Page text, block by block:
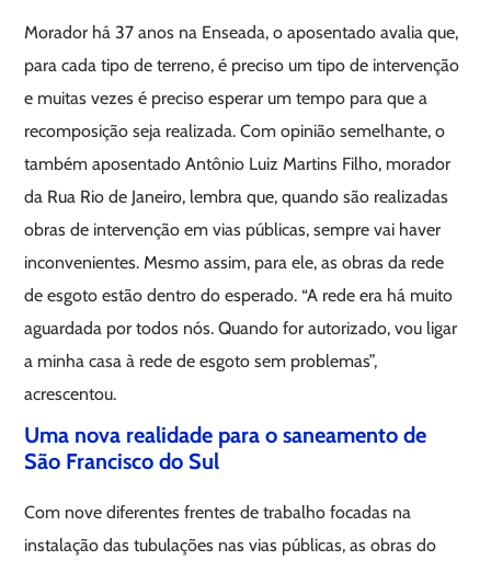
Morador há 37 anos na Enseada, o aposentado avalia que,
para cada tipo de terreno, é preciso um tipo de intervenção
e muitas vezes é preciso esperar um tempo para que a
recomposição seja realizada. Com opinião semelhante, o
também aposentado Antônio Luiz Martins Filho, morador
da Rua Rio de Janeiro, lembra que, quando são realizadas
obras de intervenção em vias públicas, sempre vai haver
inconvenientes. Mesmo assim, para ele, as obras da rede
de esgoto estão dentro do esperado. “A rede era há muito
aguardada por todos nós. Quando for autorizado, vou ligar
a minha casa à rede de esgoto sem problemas”,
acrescentou.
Uma nova realidade para o saneamento de
São Francisco do Sul
Com nove diferentes frentes de trabalho focadas na
instalação das tubulações nas vias públicas, as obras do